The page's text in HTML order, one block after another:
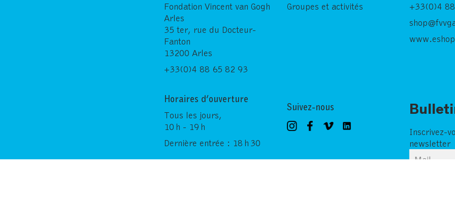
Fondation Vincent van Gogh
Arles
35 ter, rue du Docteur-
Fanton
13200 Arles
+33(0)4 88 65 82 93
Groupes et activités
+33(0)4
Horaires d’ouverture
Tous les jours,
10 h - 19 h
Dernière entrée : 18 h 30
Suivez-nous
Inscrivez-
newsletter